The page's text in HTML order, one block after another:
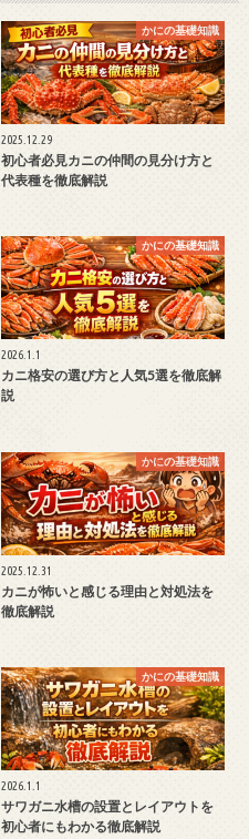
かにの基礎知識
2025.12.29
初心者必見カニの仲間の見分け方と
代表種を徹底解説
かにの基礎知識
2026.1.1
カニ格安の選び方と人気5選を徹底解
説
かにの基礎知識
2025.12.31
カニが怖いと感じる理由と対処法を
徹底解説
かにの基礎知識
2026.1.1
サワガニ水槽の設置とレイアウトを
初心者にもわかる徹底解説